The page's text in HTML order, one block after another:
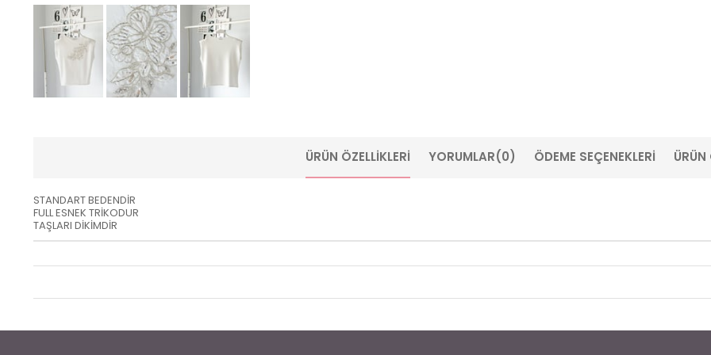
ÜRÜN ÖZELLIKLERI YORUMLAR(0) ÖDEME SEÇENEKLERI ÜRÜN
STANDART BEDENDİR
FULL ESNEK TRİKODUR
TAŞLARI DİKİMDİR